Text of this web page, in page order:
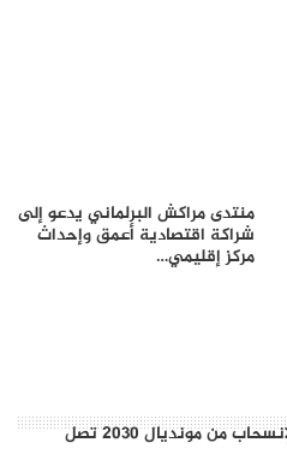
منتدى مراكش البرلماني يدعو إلى
شراكة اقتصادية أعمق وإحداث
مركز إقليمي…
مطالب مدريد بالإنسحاب من مونديال 2030 تصل